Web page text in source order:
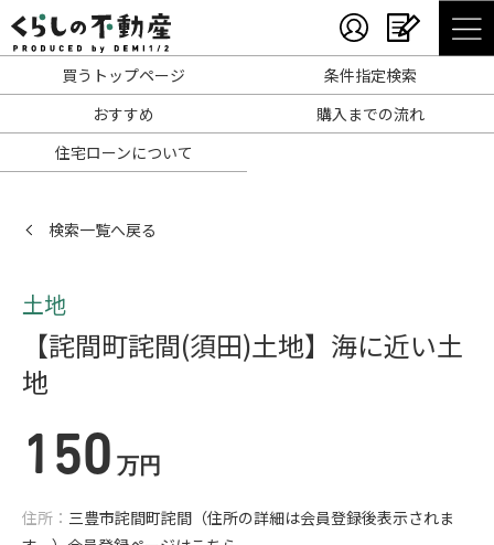
買うトップページ
条件指定検索
おすすめ
購入までの流れ
住宅ローンについて
【詫間町詫間(須田)土地】海に近い土
地
土地
検索一覧へ戻る
150 万円
住所： 三豊市詫間町詫間（住所の詳細は会員登録後表示されま